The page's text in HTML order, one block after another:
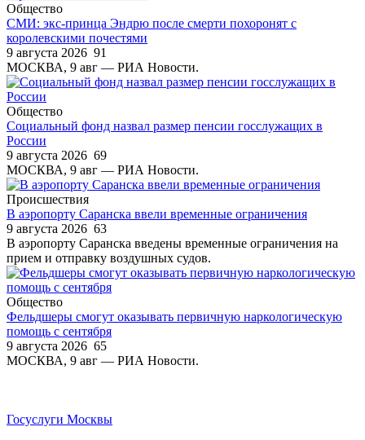
Общество
СМИ: экс-принца Эндрю после смерти похоронят с
королевскими почестями
9 августа 2026 91
МОСКВА, 9 авг — РИА Новости.
Общество
Социальный фонд назвал размер пенсии госслужащих в
России
9 августа 2026 69
МОСКВА, 9 авг — РИА Новости.
Происшествия
В аэропорту Саранска ввели временные ограничения
9 августа 2026 63
В аэропорту Саранска введены временные ограничения на
прием и отправку воздушных судов.
Общество
Фельдшеры смогут оказывать первичную наркологическую
помощь с сентября
9 августа 2026 65
МОСКВА, 9 авг — РИА Новости.
Госуслуги Москвы